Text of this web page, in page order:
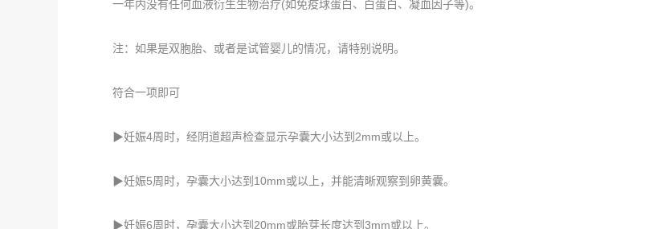
一年内没有任何血液衍生生物治疗(如免疫球蛋白、白蛋白、凝血因子等)。
注：如果是双胞胎、或者是试管婴儿的情况，请特别说明。
符合一项即可
▶妊娠4周时，经阴道超声检查显示孕囊大小达到2mm或以上。
▶妊娠5周时，孕囊大小达到10mm或以上，并能清晰观察到卵黄囊。
▶妊娠6周时，孕囊大小达到20mm或胎芽长度达到3mm或以上。